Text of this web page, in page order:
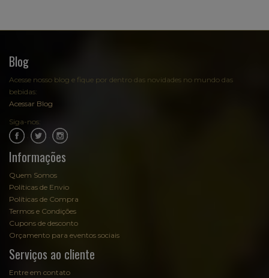
Blog
Acesse nosso blog e fique por dentro das novidades no mundo das
bebidas:
Acessar Blog
Siga-nos:
Informações
Quem Somos
Políticas de Envio
Políticas de Compra
Termos e Condições
Cupons de desconto
Orçamento para eventos sociais
Serviços ao cliente
Entre em contato